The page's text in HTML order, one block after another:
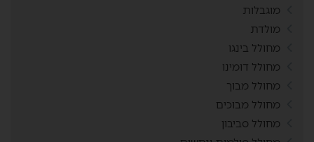
מוגבלות
מולדת
מחולל בינגו
מחולל דומינו
מחולל מבוך
מחולל מבוכים
מחולל סביבון